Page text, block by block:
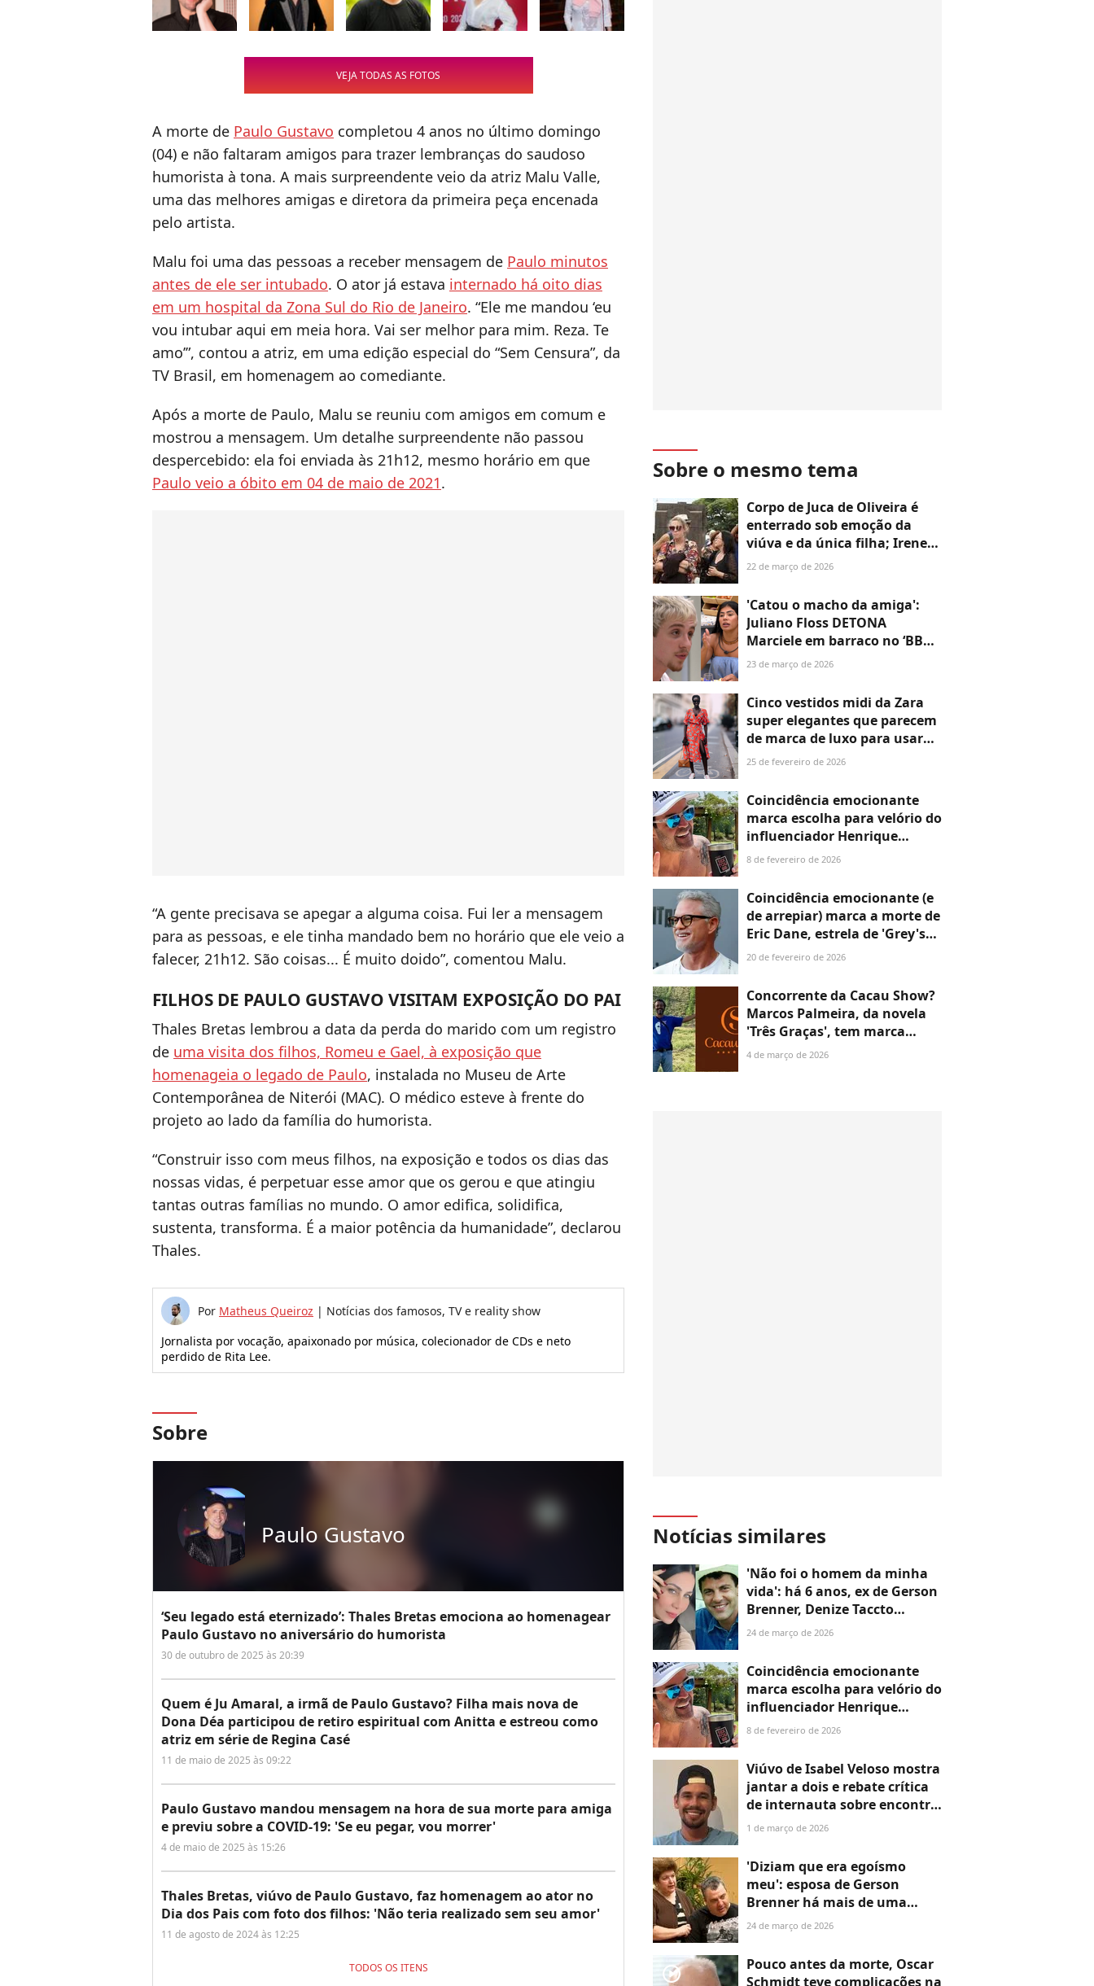
VEJA TODAS AS FOTOS
A morte de Paulo Gustavo completou 4 anos no último domingo
(04) e não faltaram amigos para trazer lembranças do saudoso
humorista à tona. A mais surpreendente veio da atriz Malu Valle,
uma das melhores amigas e diretora da primeira peça encenada
pelo artista.
Malu foi uma das pessoas a receber mensagem de Paulo minutos
antes de ele ser intubado. O ator já estava internado há oito dias
em um hospital da Zona Sul do Rio de Janeiro. “Ele me mandou ‘eu
vou intubar aqui em meia hora. Vai ser melhor para mim. Reza. Te
amo’”, contou a atriz, em uma edição especial do “Sem Censura”, da
TV Brasil, em homenagem ao comediante.
Após a morte de Paulo, Malu se reuniu com amigos em comum e
mostrou a mensagem. Um detalhe surpreendente não passou
despercebido: ela foi enviada às 21h12, mesmo horário em que
Paulo veio a óbito em 04 de maio de 2021.
“A gente precisava se apegar a alguma coisa. Fui ler a mensagem
para as pessoas, e ele tinha mandado bem no horário que ele veio a
falecer, 21h12. São coisas... É muito doido”, comentou Malu.
FILHOS DE PAULO GUSTAVO VISITAM EXPOSIÇÃO DO PAI
Thales Bretas lembrou a data da perda do marido com um registro
de uma visita dos filhos, Romeu e Gael, à exposição que
homenageia o legado de Paulo, instalada no Museu de Arte
Contemporânea de Niterói (MAC). O médico esteve à frente do
projeto ao lado da família do humorista.
“Construir isso com meus filhos, na exposição e todos os dias das
nossas vidas, é perpetuar esse amor que os gerou e que atingiu
tantas outras famílias no mundo. O amor edifica, solidifica,
sustenta, transforma. É a maior potência da humanidade”, declarou
Thales.
Por Matheus Queiroz | Notícias dos famosos, TV e reality show
Jornalista por vocação, apaixonado por música, colecionador de CDs e neto
perdido de Rita Lee.
Sobre
Paulo Gustavo
‘Seu legado está eternizado’: Thales Bretas emociona ao homenagear
Paulo Gustavo no aniversário do humorista
30 de outubro de 2025 às 20:39
Quem é Ju Amaral, a irmã de Paulo Gustavo? Filha mais nova de
Dona Déa participou de retiro espiritual com Anitta e estreou como
atriz em série de Regina Casé
11 de maio de 2025 às 09:22
Paulo Gustavo mandou mensagem na hora de sua morte para amiga
e previu sobre a COVID-19: 'Se eu pegar, vou morrer'
4 de maio de 2025 às 15:26
Thales Bretas, viúvo de Paulo Gustavo, faz homenagem ao ator no
Dia dos Pais com foto dos filhos: 'Não teria realizado sem seu amor'
11 de agosto de 2024 às 12:25
TODOS OS ITENS
Sobre o mesmo tema
Corpo de Juca de Oliveira é
enterrado sob emoção da
viúva e da única filha; Irene
Ravache e mais amigos
adeus ao ícone do teatro.
Fotos
22 de março de 2026
'Catou o macho da amiga':
Juliano Floss DETONA
Marciele em barraco no ‘BBB
26’ - Ana Paula entra na briga
23 de março de 2026
Cinco vestidos midi da Zara
super elegantes que parecem
de marca de luxo para usar
nos últimos dias do Verão
25 de fevereiro de 2026
Coincidência emocionante
marca escolha para velório do
influenciador Henrique
Maderite, morto aos 50 anos
8 de fevereiro de 2026
Coincidência emocionante (e
de arrepiar) marca a morte de
Eric Dane, estrela de 'Grey's
Anatomy'
20 de fevereiro de 2026
Concorrente da Cacau Show?
Marcos Palmeira, da novela
'Três Graças', tem marca
premiada que faz até
4 de março de 2026
Notícias similares
'Não foi o homem da minha
vida': há 6 anos, ex de Gerson
Brenner, Denize Taccto
explicou afastamento após
decisão judicial
24 de março de 2026
Coincidência emocionante
marca escolha para velório do
influenciador Henrique
Maderite, morto aos 50 anos
8 de fevereiro de 2026
Viúvo de Isabel Veloso mostra
jantar a dois e rebate crítica
de internauta sobre encontro
após morte da
nós'
1 de março de 2026
'Diziam que era egoísmo
meu': esposa de Gerson
Brenner há mais de uma
década, Marta Mendonça
própria casa para blindar a
saúde do marido durante
24 de março de 2026
player2
Pouco antes da morte, Oscar
Schmidt teve complicações na